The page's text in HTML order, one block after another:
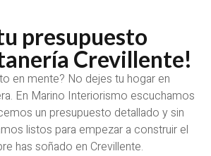
presupuesto
Crevillente!
en mente? No dejes tu hogar en
En Marino Interiorismo escuchamos
un presupuesto detallado y sin
listos para empezar a construir el
has soñado en Crevillente.